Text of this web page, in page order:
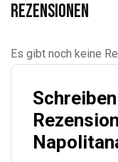
Rezensionen
Es gibt noch keine